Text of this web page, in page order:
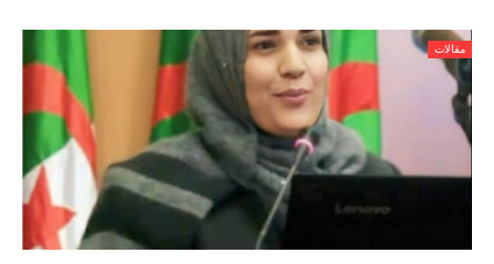
مقالات